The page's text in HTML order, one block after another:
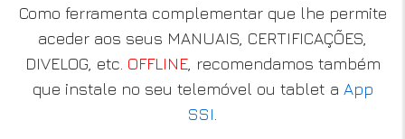
Como ferramenta complementar que lhe permite
aceder aos seus MANUAIS, CERTIFICAÇÕES,
DIVELOG, etc. OFFLINE, recomendamos também
que instale no seu telemóvel ou tablet a App
SSI.